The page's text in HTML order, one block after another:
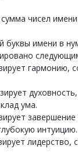
чисел
буквы имени в
гармонию,
ума.
завершение
интуицию.
лидерство,